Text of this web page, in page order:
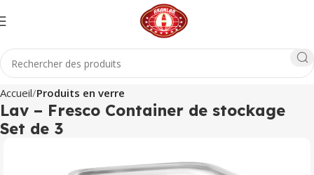
Accueil Produits en verre
Lav – Fresco Container de stockage
Set de 3